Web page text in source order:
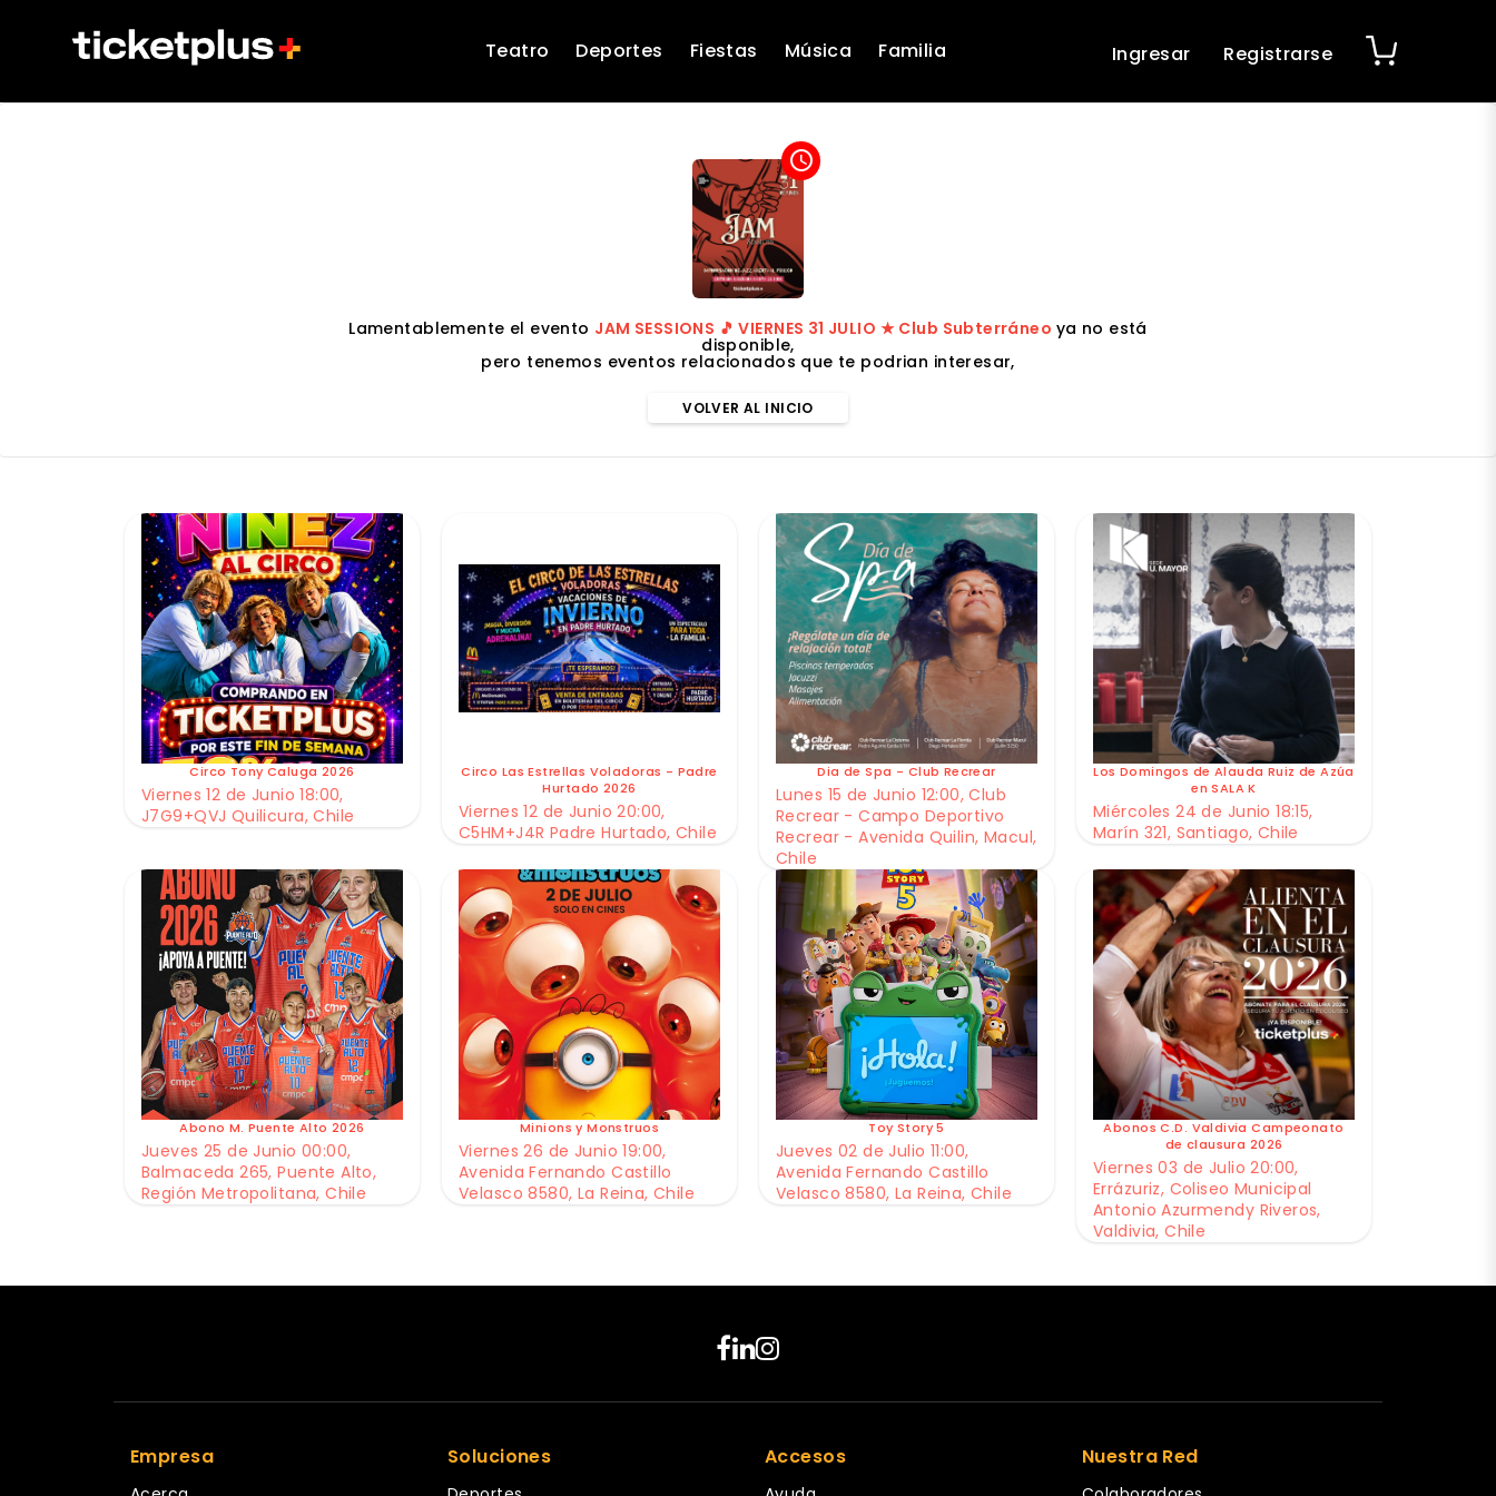
Teatro Deportes Fiestas Música Familia Ingresar Registrarse
access_time
Lamentablemente el evento JAM SESSIONS 🎵 VIERNES 31 JULIO ★ Club Subterráneo ya no está
disponible,
pero tenemos eventos relacionados que te podrian interesar,
VOLVER AL INICIO
Circo Tony Caluga 2026
Viernes 12 de Junio 18:00,
J7G9+QVJ Quilicura, Chile
Circo Las Estrellas Voladoras - Padre
Hurtado 2026
Viernes 12 de Junio 20:00,
C5HM+J4R Padre Hurtado, Chile
Dia de Spa - Club Recrear
Lunes 15 de Junio 12:00, Club
Recrear - Campo Deportivo
Recrear - Avenida Quilin, Macul,
Chile
Los Domingos de Alauda Ruiz de Azúa
en SALA K
Miércoles 24 de Junio 18:15,
Marín 321, Santiago, Chile
Abono M. Puente Alto 2026
Jueves 25 de Junio 00:00,
Balmaceda 265, Puente Alto,
Región Metropolitana, Chile
Minions y Monstruos
Viernes 26 de Junio 19:00,
Avenida Fernando Castillo
Velasco 8580, La Reina, Chile
Toy Story 5
Jueves 02 de Julio 11:00,
Avenida Fernando Castillo
Velasco 8580, La Reina, Chile
Abonos C.D. Valdivia Campeonato
de clausura 2026
Viernes 03 de Julio 20:00,
Errázuriz, Coliseo Municipal
Antonio Azurmendy Riveros,
Valdivia, Chile
Empresa Soluciones Accesos Nuestra Red